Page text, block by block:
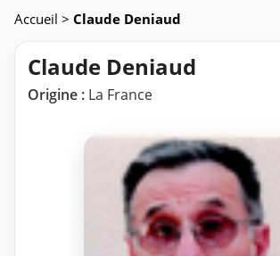
Accueil > Claude Deniaud
Claude Deniaud
Origine : La France